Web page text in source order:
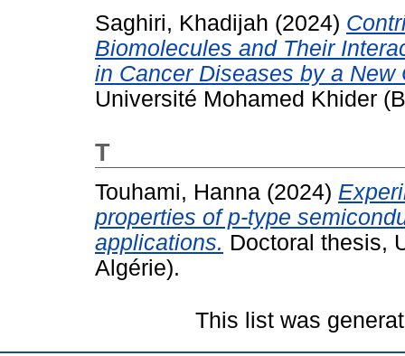
Saghiri, Khadijah (2024)
Biomolecules and Their
in Cancer Diseases by a
Université Mohamed Khider
T
Touhami, Hanna (2024)
properties of p-type
applications. Doctoral thesis,
Algérie).
This list was